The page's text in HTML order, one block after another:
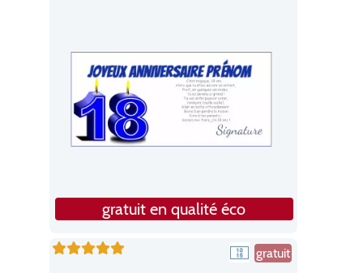
gratuit en qualité éco
gratuit